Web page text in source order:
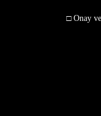
□ Onay